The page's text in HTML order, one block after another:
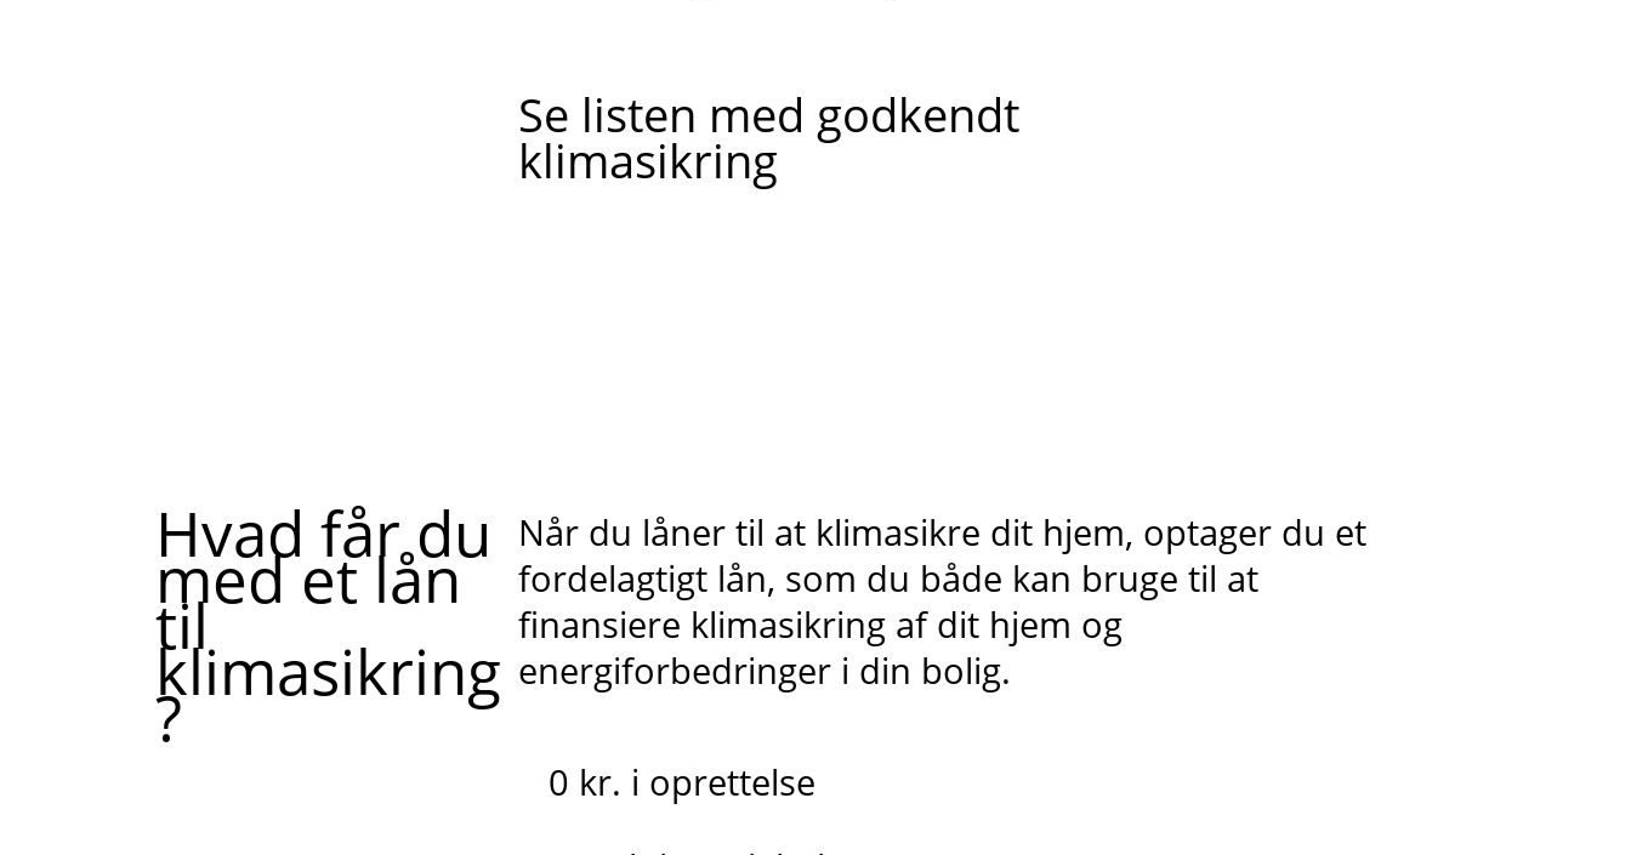
Se listen med godkendt
klimasikring
Hvad får du
med et lån
til
klimasikring
?
Når du låner til at klimasikre dit hjem, optager du et
fordelagtigt lån, som du både kan bruge til at
finansiere klimasikring af dit hjem og
energiforbedringer i din bolig.
0 kr. i oprettelse